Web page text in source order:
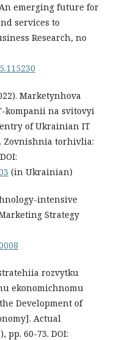
An emerging future for
services to
Research, no
Marketynhova
kompanii na svitovyi
of Ukrainian IT
Zovnishnia torhivlia:
(in Ukrainian)
intensive
Strategy
rozvytku
ekonomichnomu
Development of
Actual
рр. 60-73. DOI: